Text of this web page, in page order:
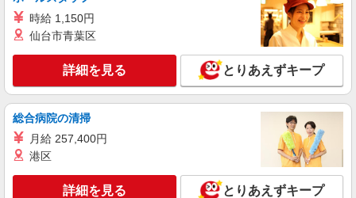
時＞平日（月〜金） 9:00〜14:00
千葉県市川市八幡2-5-2 二葉屋ビル
キープ 詳細を見る
アルバイト パート
ケンタッキーフライドチキン イオン市川妙典店
カウンター・キッチンスタッフ ＜優先募集日
時給1250円
時給 1,150円
仙台市青葉区
詳細を見る とりあえずキープ
総合病院の清掃
月給 257,400円
港区
詳細を見る とりあえずキープ